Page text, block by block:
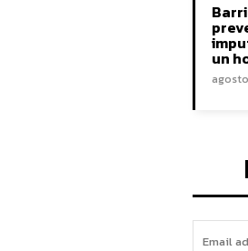
un